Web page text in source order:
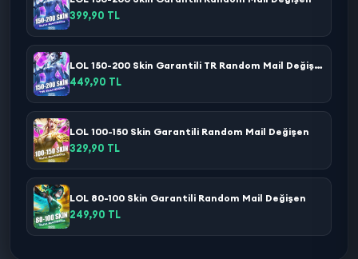
399,90 TL
LOL 150-200 Skin Garantili TR Random Mail Değişen
449,90 TL
LOL 100-150 Skin Garantili Random Mail Değişen
329,90 TL
LOL 80-100 Skin Garantili Random Mail Değişen
249,90 TL